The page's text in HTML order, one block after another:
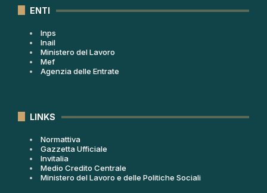
ENTI
Inps
Inail
Ministero del Lavoro
Mef
Agenzia delle Entrate
LINKS
Normattiva
Gazzetta Ufficiale
Invitalia
Medio Credito Centrale
Ministero del Lavoro e delle Politiche Sociali